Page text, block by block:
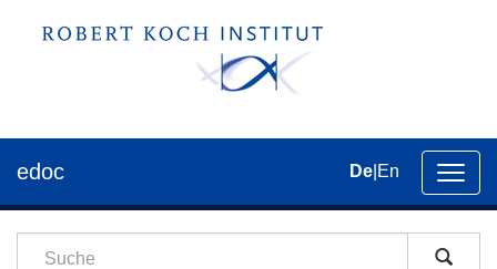
der
edoc De En